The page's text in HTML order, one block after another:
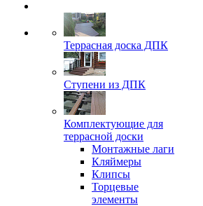
Террасная доска ДПК
Ступени из ДПК
Комплектующие для
террасной доски
Монтажные лаги
Кляймеры
Клипсы
Торцевые
элементы